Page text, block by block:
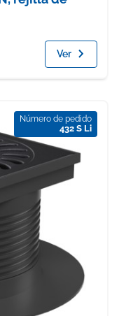
Ver
Número de pedido
432 S Li